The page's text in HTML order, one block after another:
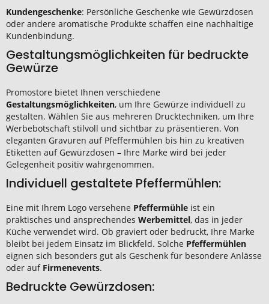
Kundengeschenke: Persönliche Geschenke wie Gewürzdosen
oder andere aromatische Produkte schaffen eine nachhaltige
Kundenbindung.
Gestaltungsmöglichkeiten für bedruckte
Gewürze
Promostore bietet Ihnen verschiedene
Gestaltungsmöglichkeiten, um Ihre Gewürze individuell zu
gestalten. Wählen Sie aus mehreren Drucktechniken, um Ihre
Werbebotschaft stilvoll und sichtbar zu präsentieren. Von
eleganten Gravuren auf Pfeffermühlen bis hin zu kreativen
Etiketten auf Gewürzdosen – Ihre Marke wird bei jeder
Gelegenheit positiv wahrgenommen.
Individuell gestaltete Pfeffermühlen:
Eine mit Ihrem Logo versehene Pfeffermühle ist ein
praktisches und ansprechendes Werbemittel, das in jeder
Küche verwendet wird. Ob graviert oder bedruckt, Ihre Marke
bleibt bei jedem Einsatz im Blickfeld. Solche Pfeffermühlen
eignen sich besonders gut als Geschenk für besondere Anlässe
oder auf Firmenevents.
Bedruckte Gewürzdosen: